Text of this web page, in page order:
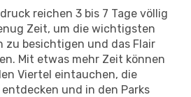
reichen 3 bis 7 Tage völlig
Zeit, um die wichtigsten
zu besichtigen und das Flair
Mit etwas mehr Zeit können
Viertel eintauchen, die
und in den Parks